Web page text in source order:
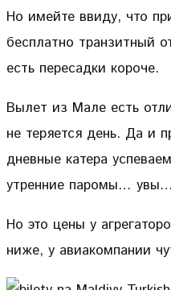
Но имейте ввиду, что
бесплатно транзитный
есть пересадки короче.
Вылет из Мале есть
не теряется день. Да и
дневные катера
утренние паромы… увы…
Но это цены у
ниже, у авиакомпании